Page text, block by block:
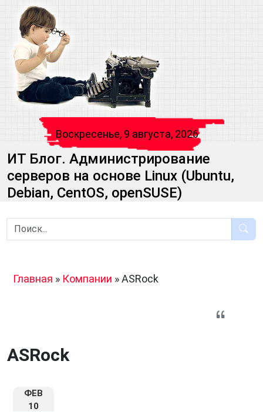
Воскресенье, 9 августа, 2026
ИТ Блог. Администрирование
серверов на основе Linux (Ubuntu,
Debian, CentOS, openSUSE)
Главная » Компании »ASRock
ASRock
ФЕВ
10